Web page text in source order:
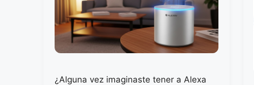
¿Alguna vez imaginaste tener a Alexa